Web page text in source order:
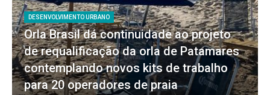
DESENVOLVIMENTO URBANO
Orla Brasil dá continuidade ao projeto
de requalificação da orla de Patamares
contemplando novos kits de trabalho
para 20 operadores de praia